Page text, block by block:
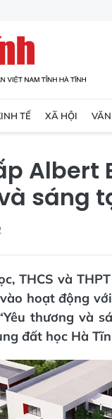
TẾ XÃ HỘI
Albert
sáng
THCS và
hoạt động
thương và
đất học Hà